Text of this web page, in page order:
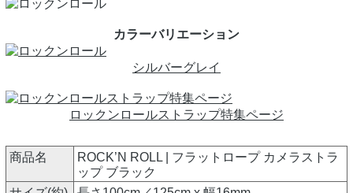
カラーバリエーション
シルバーグレイ
ロックンロールストラップ特集ページ
商品名
ROCK’N ROLL | フラットロープ カメラストラ
ップ ブラック